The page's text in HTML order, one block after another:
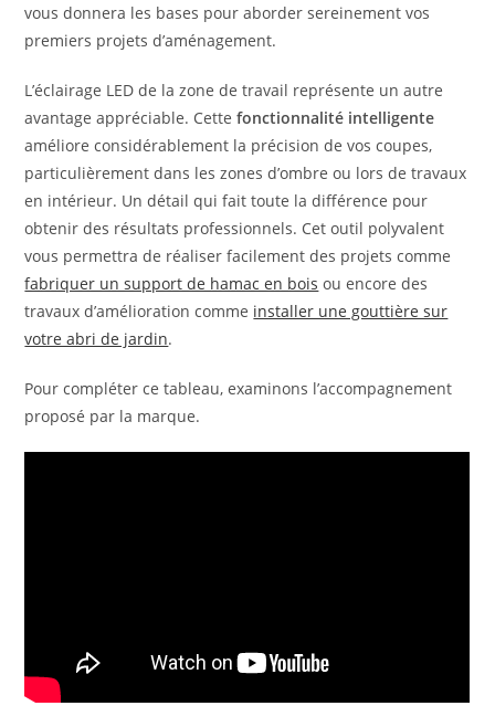
vous donnera les bases pour aborder sereinement vos
premiers projets d’aménagement.
L’éclairage LED de la zone de travail représente un autre
avantage appréciable. Cettefonctionnalité intelligente
améliore considérablement la précision de vos coupes,
particulièrement dans les zones d’ombre ou lors de travaux
en intérieur. Un détail qui fait toute la différence pour
obtenir des résultats professionnels. Cet outil polyvalent
vous permettra de réaliser facilement des projets comme
fabriquer un support de hamac en bois ou encore des
travaux d’amélioration comme installer une gouttière sur
votre abri de jardin.
Pour compléter ce tableau, examinons l’accompagnement
proposé par la marque.